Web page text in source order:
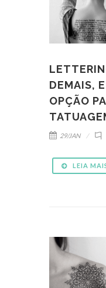
DEMAIS,
OPÇÃO
29/JAN
LEIA